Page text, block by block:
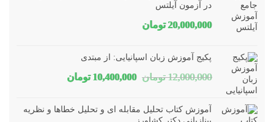
در آزمون آیلتس
20,000,000 تومان
پکیج آموزش زبان اسپانیایی: از مبتدی
12,000,000 تومان قیمت
10,400,000 تومانقیمت
آموزش کتاب تحلیل مقابله ای و تحلیل خطاها و نظریه